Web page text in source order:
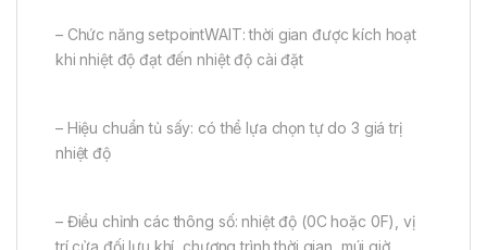
– Chức năng setpointWAIT: thời gian được kích hoạt
khi nhiệt độ đạt đến nhiệt độ cài đặt
– Hiệu chuẩn tủ sấy: có thể lựa chọn tự do 3 giá trị
nhiệt độ
– Điều chỉnh các thông số: nhiệt độ (0C hoặc 0F), vị
trí cửa đối lưu khí, chương trình thời gian, múi giờ